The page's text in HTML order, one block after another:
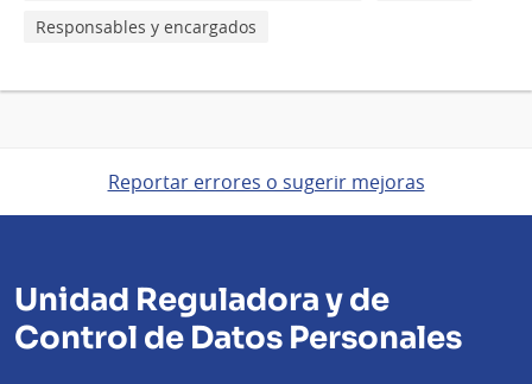
Responsables y encargados
Reportar errores o sugerir mejoras
Unidad Reguladora y de
Control de Datos Personales